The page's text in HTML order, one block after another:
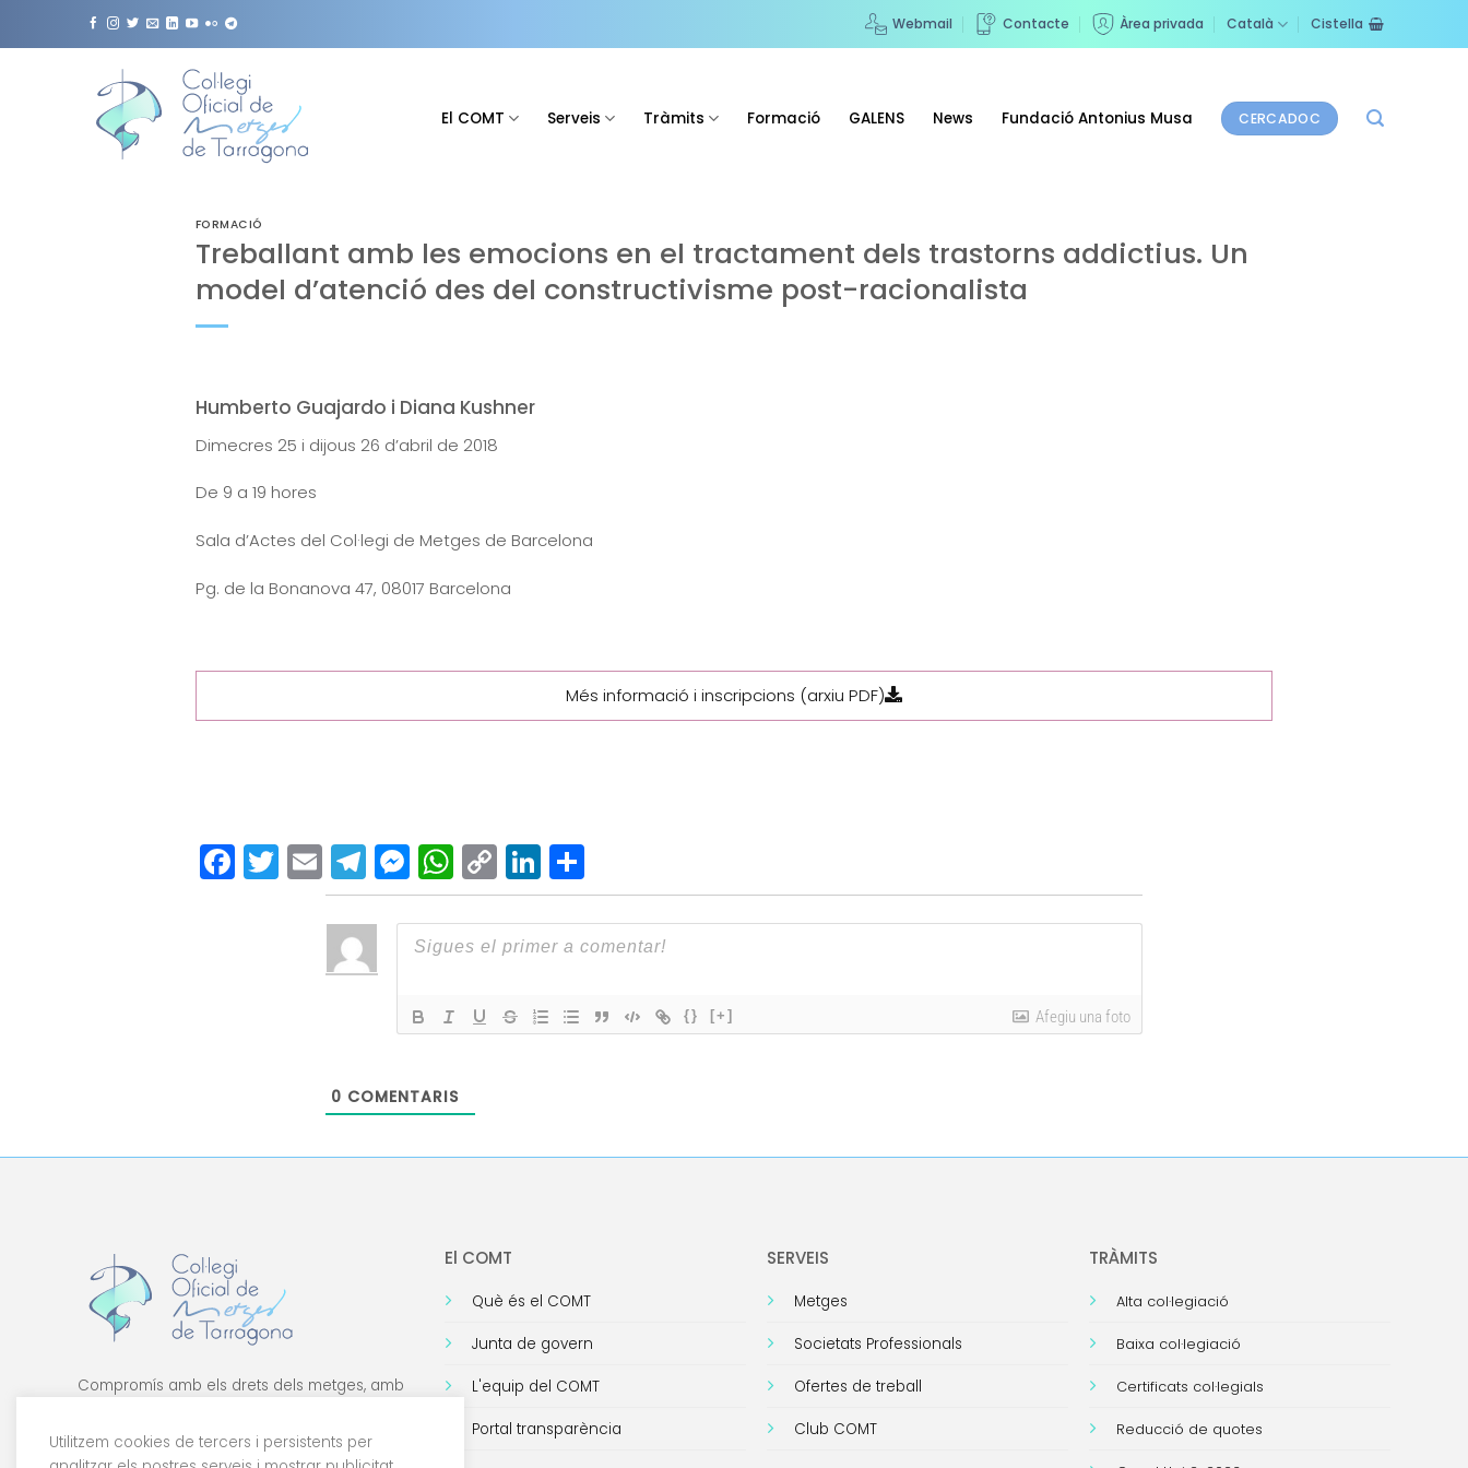
Webmail Contacte Àrea privada Català Cistella
El COMT Serveis Tràmits Formació GALENS News Fundació Antonius Musa CERCADOC
FORMACIÓ
Treballant amb les emocions en el tractament dels trastorns addictius. Un
model d’atenció des del constructivisme post-racionalista
Humberto Guajardo i Diana Kushner
Dimecres 25 i dijous 26 d’abril de 2018
De 9 a 19 hores
Sala d’Actes del Col·legi de Metges de Barcelona
Pg. de la Bonanova 47, 08017 Barcelona
Més informació i inscripcions (arxiu PDF)
Facebook
Twitter
EmailTelegram
Messenger
WhatsApp
Copy
Link
LinkedIn
Comparteix
{} [+] Afegiu una foto
0 COMENTARIS
Compromís amb els drets dels metges, amb
El COMT
Què és el COMT
Junta de govern
L'equip del COMT
Portal transparència
SERVEIS
Metges
Societats Professionals
Ofertes de treball
Club COMT
TRÀMITS
Alta col·legiació
Baixa col·legiació
Certificats col·legials
Reducció de quotes
Utilitzem cookies de tercers i persistents per